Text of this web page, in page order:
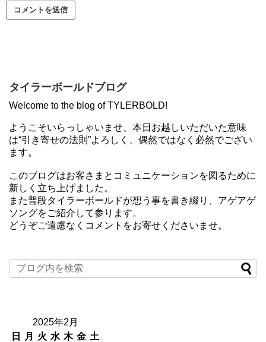
タイラーボールドブログ
Welcome to the blog of TYLERBOLD!
ようこそいらっしゃいませ、本日お越しいただいた意味
は“引き寄せの法則”よろしく、偶然ではなく必然でござい
ます。
このブログはお客さまとコミュニケーションを図るために
新しく立ち上げました。
また普段タイラーボールドが想う事を書き綴り、アゲアゲ
ソングをご紹介して参ります。
どうぞご遠慮なくコメントをお寄せくださいませ。
2025年2月
日
月 火 水 木 金 土